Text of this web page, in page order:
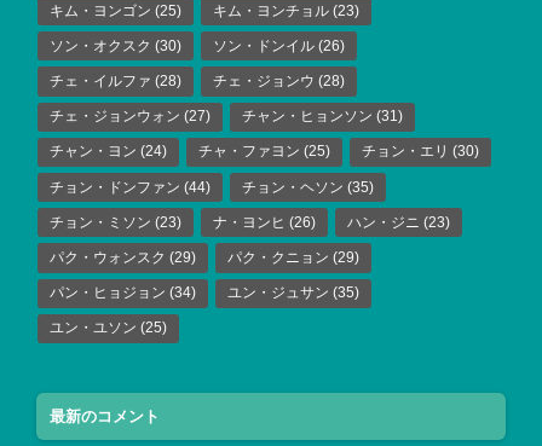
キム・ヨンゴン (25) キム・ヨンチョル (23)
ソン・オクスク (30) ソン・ドンイル (26)
チェ・イルファ (28) チェ・ジョンウ (28)
チェ・ジョンウォン (27) チャン・ヒョンソン (31)
チャン・ヨン (24) チャ・ファヨン (25) チョン・エリ (30)
チョン・ドンファン (44) チョン・ヘソン (35)
チョン・ミソン (23) ナ・ヨンヒ (26) ハン・ジニ (23)
パク・ウォンスク (29) パク・クニョン (29)
パン・ヒョジョン (34) ユン・ジュサン (35)
ユン・ユソン (25)
最新のコメント